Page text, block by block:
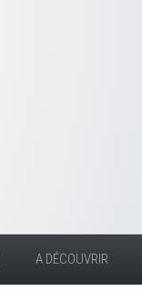
A DÉCOUVRIR